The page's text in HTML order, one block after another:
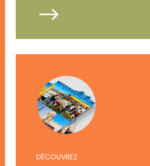
$
DÉCOUVREZ